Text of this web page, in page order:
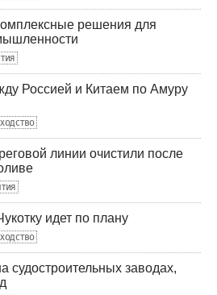
решения для
Россией и Китаем по Амуру
линии очистили после
идет по плану
заводах,